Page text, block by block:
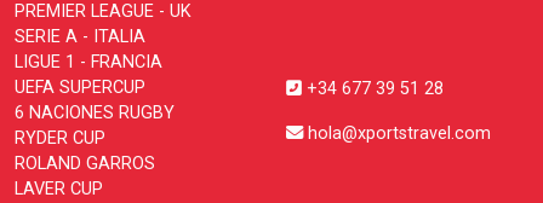
PREMIER LEAGUE - UK
SERIE A - ITALIA
LIGUE 1 - FRANCIA
UEFA SUPERCUP
6 NACIONES RUGBY
RYDER CUP
ROLAND GARROS
LAVER CUP
+34 677 39 51 28
hola@xportstravel.com